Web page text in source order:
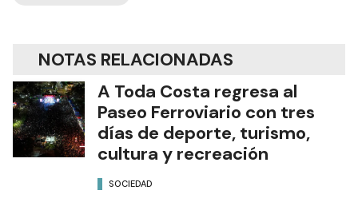
NOTAS RELACIONADAS
A Toda Costa regresa al
Paseo Ferroviario con tres
días de deporte, turismo,
cultura y recreación
SOCIEDAD